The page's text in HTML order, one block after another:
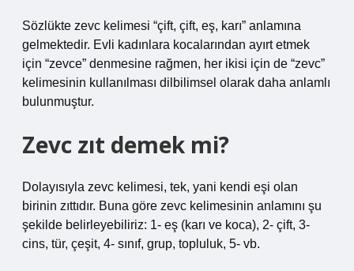
Sözlükte zevc kelimesi “çift, çift, eş, karı” anlamına
gelmektedir. Evli kadınlara kocalarından ayırt etmek
için “zevce” denmesine rağmen, her ikisi için de “zevc”
kelimesinin kullanılması dilbilimsel olarak daha anlamlı
bulunmuştur.
Zevc zıt demek mi?
Dolayısıyla zevc kelimesi, tek, yani kendi eşi olan
birinin zıttıdır. Buna göre zevc kelimesinin anlamını şu
şekilde belirleyebiliriz: 1- eş (karı ve koca), 2- çift, 3-
cins, tür, çeşit, 4- sınıf, grup, topluluk, 5- vb.